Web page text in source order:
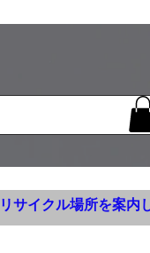
サイクル場所を案内